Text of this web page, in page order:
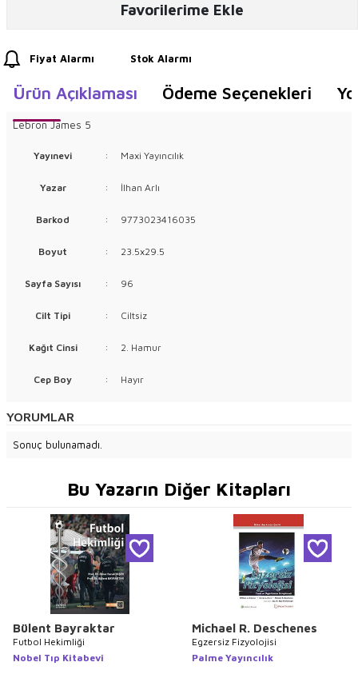
Favorilerime Ekle
Fiyat Alarmı Stok Alarmı
Ürün Açıklaması Ödeme Seçenekleri
Lebron James 5
Yayınevi : Maxi Yayıncılık
Yazar : İlhan Arlı
Barkod : 9773023416035
Boyut : 23.5x29.5
Sayfa Sayısı : 96
Cilt Tipi : Ciltsiz
Kağıt Cinsi : 2. Hamur
Cep Boy : Hayır
YORUMLAR
Sonuç bulunamadı.
Bu Yazarın Diğer Kitapları
Bülent Bayraktar
Futbol Hekimliği
Nobel Tıp Kitabevi
Michael R. Deschenes
Egzersiz Fizyolojisi
Palme Yayıncılık